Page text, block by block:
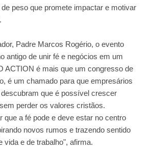
peso que promete impactar e motivar
Padre Marcos Rogério, o evento
antigo de unir fé e negócios em um
ACTION é mais que um congresso de
é um chamado para que empresários
que é possível crescer
perder os valores cristãos.
que a fé pode e deve estar no centro
novos rumos e trazendo sentido
vida e de trabalho", afirma.